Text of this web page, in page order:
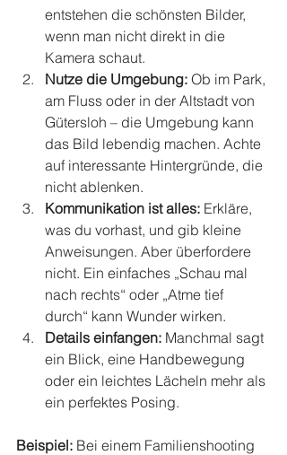
entstehen die schönsten Bilder,
wenn man nicht direkt in die
Kamera schaut.
Nutze die Umgebung: Ob im Park,
am Fluss oder in der Altstadt von
Gütersloh – die Umgebung kann
das Bild lebendig machen. Achte
auf interessante Hintergründe, die
nicht ablenken.
Kommunikation ist alles: Erkläre,
was du vorhast, und gib kleine
Anweisungen. Aber überfordere
nicht. Ein einfaches „Schau mal
nach rechts“ oder „Atme tief
durch“ kann Wunder wirken.
Details einfangen: Manchmal sagt
ein Blick, eine Handbewegung
oder ein leichtes Lächeln mehr als
ein perfektes Posing.
Beispiel: Bei einem Familienshooting